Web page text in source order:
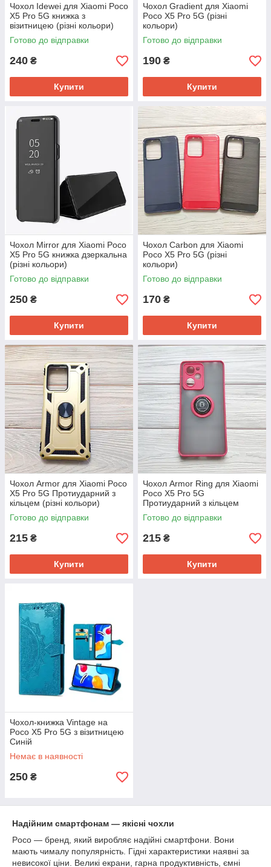
Чохол Idewei для Xiaomi Poco
X5 Pro 5G книжка з
візитницею (різні кольори)
Готово до відправки
240 ₴
Купити
Чохол Gradient для Xiaomi
Poco X5 Pro 5G (різні
кольори)
Готово до відправки
190 ₴
Купити
Чохол Mirror для Xiaomi Poco
X5 Pro 5G книжка дзеркальна
(різні кольори)
Готово до відправки
250 ₴
Купити
Чохол Carbon для Xiaomi
Poco X5 Pro 5G (різні
кольори)
Готово до відправки
170 ₴
Купити
Чохол Armor для Xiaomi Poco
X5 Pro 5G Протиударний з
кільцем (різні кольори)
Готово до відправки
215 ₴
Купити
Чохол Armor Ring для Xiaomi
Poco X5 Pro 5G
Протиударний з кільцем
Червоний
Готово до відправки
215 ₴
Купити
Чохол-книжка Vintage на
Poco X5 Pro 5G з візитницею
Синій
Немає в наявності
250 ₴
Надійним смартфонам — якісні чохли
Poco — бренд, який виробляє надійні смартфони. Вони
мають чималу популярність. Гідні характеристики наявні за
невисокої ціни. Великі екрани, гарна продуктивність, ємні